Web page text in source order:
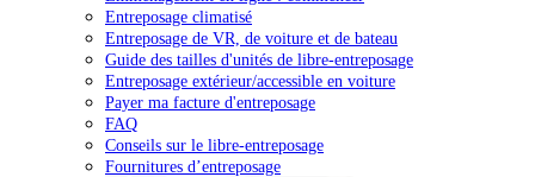
Entreposage climatisé
Entreposage de VR, de voiture et de bateau
Guide des tailles d'unités de libre-entreposage
Entreposage extérieur/accessible en voiture
Payer ma facture d'entreposage
FAQ
Conseils sur le libre-entreposage
Fournitures d’entreposage